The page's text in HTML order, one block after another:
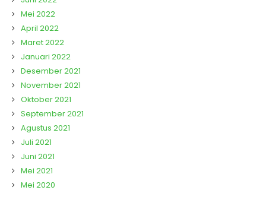
Mei 2022
April 2022
Maret 2022
Januari 2022
Desember 2021
November 2021
Oktober 2021
September 2021
Agustus 2021
Juli 2021
Juni 2021
Mei 2021
Mei 2020